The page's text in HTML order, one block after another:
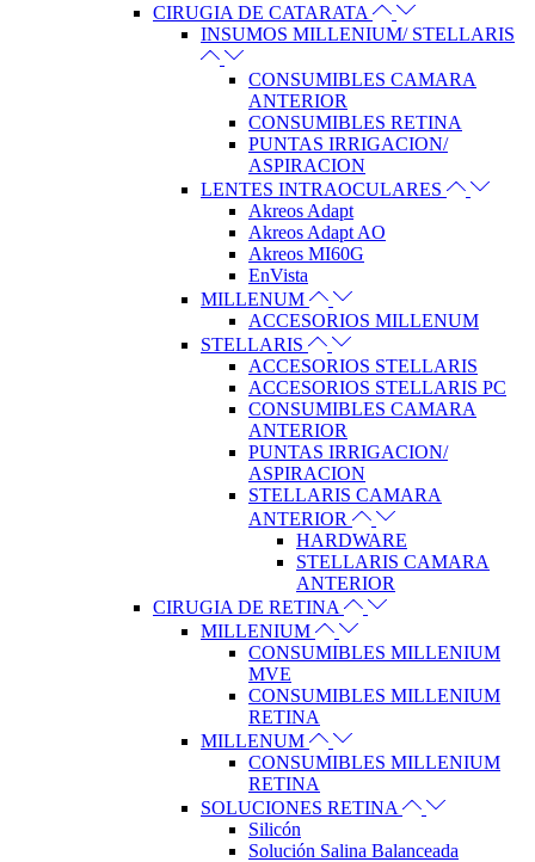
CIRUGIA DE CATARATA
INSUMOS MILLENIUM/ STELLARIS
CONSUMIBLES CAMARA
ANTERIOR
CONSUMIBLES RETINA
PUNTAS IRRIGACION/
ASPIRACION
LENTES INTRAOCULARES
Akreos Adapt
Akreos Adapt AO
Akreos MI60G
EnVista
MILLENUM
ACCESORIOS MILLENUM
STELLARIS
ACCESORIOS STELLARIS
ACCESORIOS STELLARIS PC
CONSUMIBLES CAMARA
ANTERIOR
PUNTAS IRRIGACION/
ASPIRACION
STELLARIS CAMARA
ANTERIOR
HARDWARE
STELLARIS CAMARA
ANTERIOR
CIRUGIA DE RETINA
MILLENIUM
CONSUMIBLES MILLENIUM
MVE
CONSUMIBLES MILLENIUM
RETINA
MILLENUM
CONSUMIBLES MILLENIUM
RETINA
SOLUCIONES RETINA
Silicón
Solución Salina Balanceada